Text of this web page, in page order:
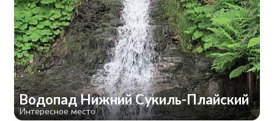
Водопад Нижний Сукиль-Плайский
Интересное место